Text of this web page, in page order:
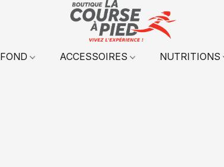
ACCESSOIRES NUTRITIONS